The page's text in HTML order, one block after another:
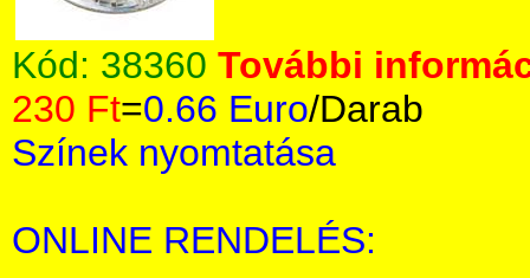
Kód: 38360 További
230 Ft=0.66 Euro/Darab
Színek nyomtatása
ONLINE RENDELÉS: